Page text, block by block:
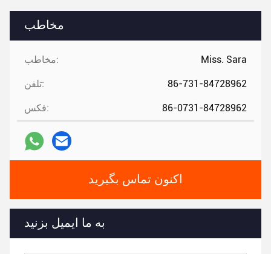
مخاطب
مخاطب: Miss. Sara
تلفن: 86-731-84728962
فکس: 86-0731-84728962
اکنون تماس بگیرید
به ما ایمیل بزنید